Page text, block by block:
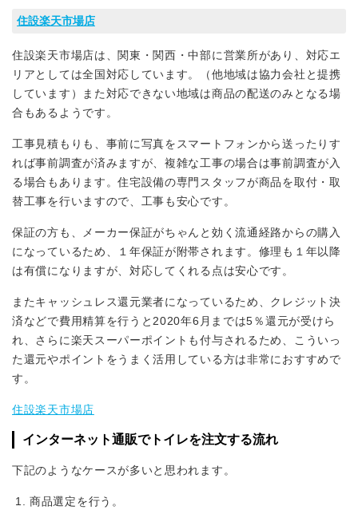
住設楽天市場店
住設楽天市場店は、関東・関西・中部に営業所があり、対応エ
リアとしては全国対応しています。（他地域は協力会社と提携
しています）また対応できない地域は商品の配送のみとなる場
合もあるようです。
工事見積もりも、事前に写真をスマートフォンから送ったりす
れば事前調査が済みますが、複雑な工事の場合は事前調査が入
る場合もあります。住宅設備の専門スタッフが商品を取付・取
替工事を行いますので、工事も安心です。
保証の方も、メーカー保証がちゃんと効く流通経路からの購入
になっているため、１年保証が附帯されます。修理も１年以降
は有償になりますが、対応してくれる点は安心です。
またキャッシュレス還元業者になっているため、クレジット決
済などで費用精算を行うと2020年6月までは5％還元が受けら
れ、さらに楽天スーパーポイントも付与されるため、こういっ
た還元やポイントをうまく活用している方は非常におすすめで
す。
住設楽天市場店
インターネット通販でトイレを注文する流れ
下記のようなケースが多いと思われます。
商品選定を行う。